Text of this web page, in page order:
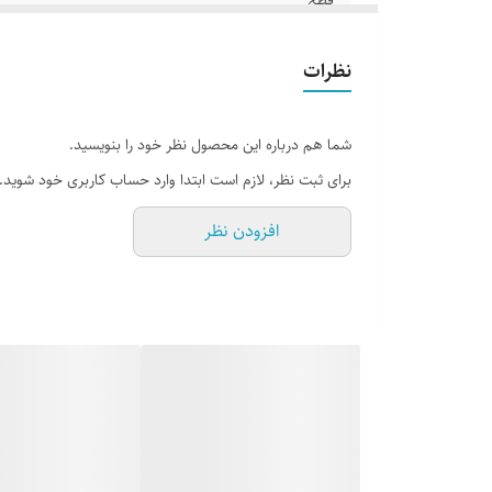
نظرات
شما هم درباره این محصول نظر خود را بنویسید.
برای ثبت نظر، لازم است ابتدا وارد حساب کاربری خود شوید.
افزودن نظر